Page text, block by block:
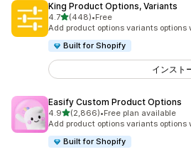
King Product Options, Variants
4.75つ星中
(448)
合計レビュー数：448件
•Free
Add product options variants
Built for Shopify
インスト
Easify Custom Product Options
4.95つ星中
(2,866)
合計レビュー数：2866件
•Free plan available
Add product options variants
Built for Shopify